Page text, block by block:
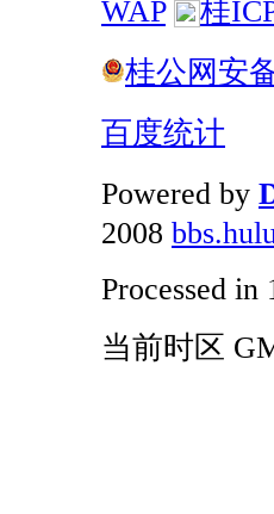
WAP
桂
桂公网安
百度统计
Powered by
2008
Processed in
当前时区